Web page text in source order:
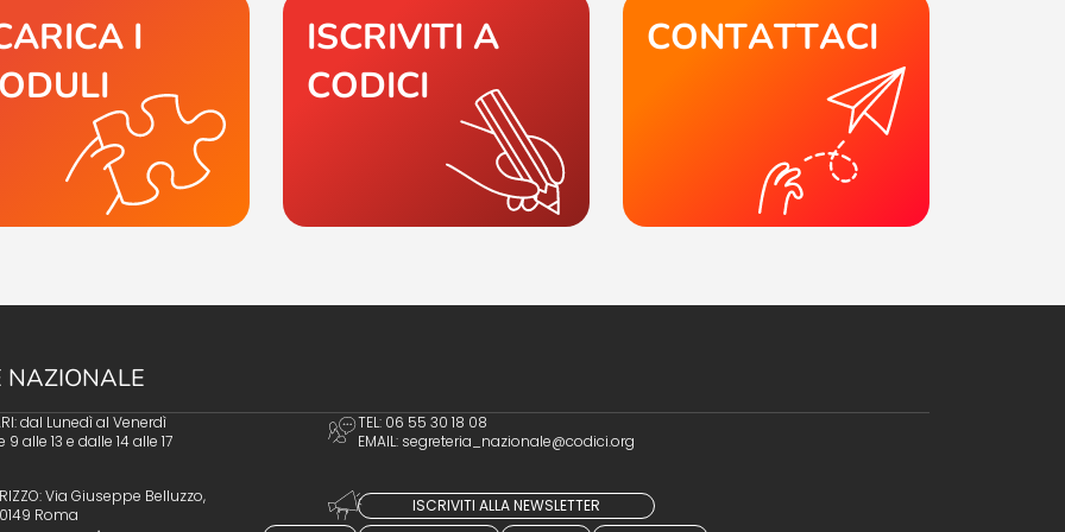
I
ISCRIVITI A
CODICI
CONTATTACI
NAZIONALE
dal Lunedì al Venerdì
9 alle 13 e dalle 14 alle 17
TEL: 06 55 30 18 08
EMAIL: segreteria_nazionale@codici.org
Via Giuseppe Belluzzo,
Roma
ISCRIVITI ALLA NEWSLETTER